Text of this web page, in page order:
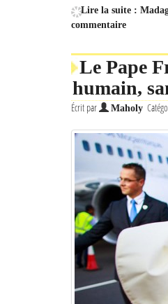
Lire la suite :
commentaire
Le Pape
humain,
Écrit par Maholy